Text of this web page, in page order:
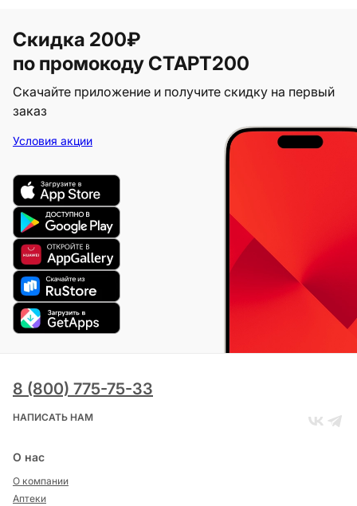
Скидка 200₽
по промокоду СТАРТ200
Скачайте приложение и получите скидку на первый
заказ
Условия акции
8 (800) 775-75-33
НАПИСАТЬ НАМ
О нас
О компании
Аптеки